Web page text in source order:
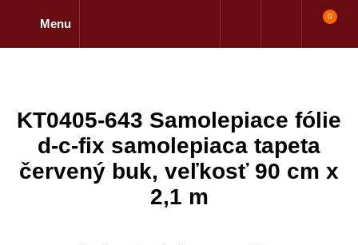
Menu
0
KT0405-643 Samolepiace fólie
d-c-fix samolepiaca tapeta
červený buk, veľkosť 90 cm x
2,1 m